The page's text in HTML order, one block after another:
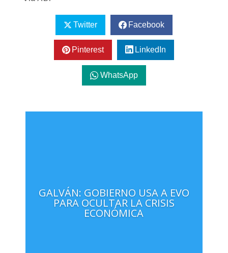
Twitter Facebook
Pinterest LinkedIn
WhatsApp
GALVÁN: GOBIERNO USA A EVO
PARA OCULTAR LA CRISIS
ECONÓMICA